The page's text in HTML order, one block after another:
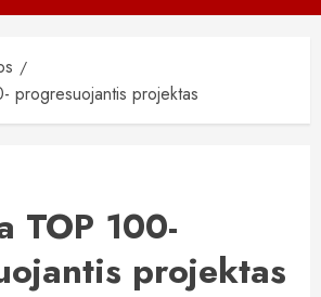
progresuojantis projektas
TOP 100-
projektas